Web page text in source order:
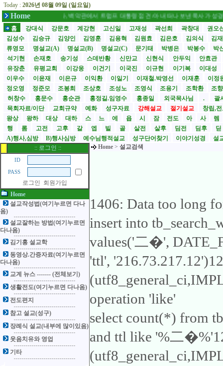
Today : 2026년 08월 09일 (일요일)
Home
손현보 목사, 백악관에서 트럼프 대통령 접견 /아내 떠나보낸 목사가 성경에서
홈
강대식 강문호 계강현 고신일 고재성 곽선희 곽창대
권오
김성수
김승규 김양인 김영훈 김용혁 김원효 김은호 김의식
김
류영모
명설교(A) 명설교(B) 명설교(C) 문기태 박병은 박봉수
박
석기현
손재호 송기성 스데반황 신만교 신현식 안두익
안효관
유장춘
유평교회 이강웅 이건기 이국진 이규현 이기복
이대성
이우수
이윤재 이은규 이익환 이일기 이재철.박영선 이재훈
이정
정오영
정준모 조봉희 조상호 조성노 조영식 조용기 조학환
조
허창수
홍문수 홍순관 홍정길.임영수 홍종일 외국목사님 .
괄
목회자료/이단
교회규약 예화 성구자료 강해설교 절기설교
창립,
왕상
왕하 대상 대하 스 느 에 욥 시 잠 전도 아 사
렘
행
롬 고전 고후 갈 엡 빌 골 살전 살후 딤전 딤후
딛
A)행사,심방
B)행사심방 예수님행적설교 성구단어찾기 이야기성경
설
:: 로그인 ::
ID
PASS
로그인
회원가입
Home
설교작성법(여기누르면 다나
옴)
설교잘하는 방법(여기누르면
다나옴)
김기홍 설교학
동영상.간증자료(여기누르면
다나옴)
교계 뉴스 ------- (전체보기)
생활전도(여기누르면 다나옴)
전도편지
참고 설교(성구)
장례식 설교(내부에 많이있음)
웃음치유와 영업
기타
Home > 설교검색
1406: Data too long
insert into
values('二�',
'ttl',
operation 'like'
select count(*) from
and ttl like '%二